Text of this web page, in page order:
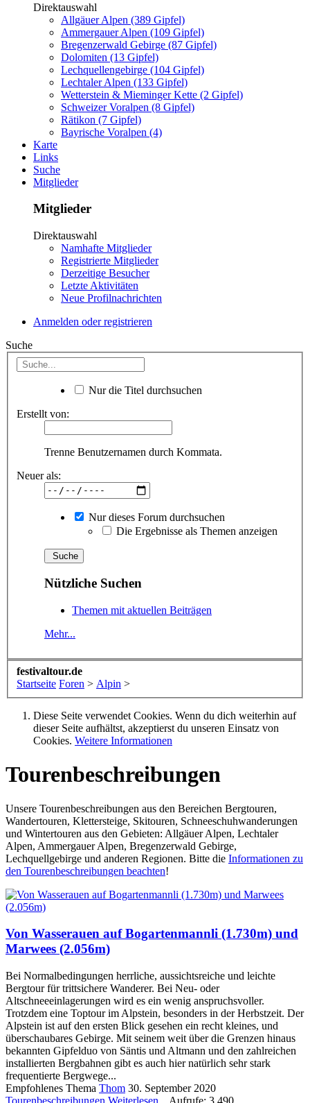
Direktauswahl
Allgäuer Alpen (389 Gipfel)
Ammergauer Alpen (109 Gipfel)
Bregenzerwald Gebirge (87 Gipfel)
Dolomiten (13 Gipfel)
Lechquellengebirge (104 Gipfel)
Lechtaler Alpen (133 Gipfel)
Wetterstein & Mieminger Kette (2 Gipfel)
Schweizer Voralpen (8 Gipfel)
Rätikon (7 Gipfel)
Bayrische Voralpen (4)
Karte
Links
Suche
Mitglieder
Mitglieder
Direktauswahl
Namhafte Mitglieder
Registrierte Mitglieder
Derzeitige Besucher
Letzte Aktivitäten
Neue Profilnachrichten
Anmelden oder registrieren
Suche
Nur die Titel durchsuchen
Erstellt von:
Trenne Benutzernamen durch Kommata.
Neuer als:
Nur dieses Forum durchsuchen
Die Ergebnisse als Themen anzeigen
Nützliche Suchen
Themen mit aktuellen Beiträgen
Mehr...
festivaltour.de
Startseite Foren > Alpin >
Diese Seite verwendet Cookies. Wenn du dich weiterhin auf
dieser Seite aufhältst, akzeptierst du unseren Einsatz von
Cookies. Weitere Informationen
Tourenbeschreibungen
Unsere Tourenbeschreibungen aus den Bereichen Bergtouren,
Wandertouren, Klettersteige, Skitouren, Schneeschuhwanderungen
und Wintertouren aus den Gebieten: Allgäuer Alpen, Lechtaler
Alpen, Ammergauer Alpen, Bregenzerwald Gebirge,
Lechquellgebirge und anderen Regionen. Bitte die Informationen zu
den Tourenbeschreibungen beachten!
Von Wasserauen auf Bogartenmannli (1.730m) und
Marwees (2.056m)
Bei Normalbedingungen herrliche, aussichtsreiche und leichte
Bergtour für trittsichere Wanderer. Bei Neu- oder
Altschneeeinlagerungen wird es ein wenig anspruchsvoller.
Trotzdem eine Toptour im Alpstein, besonders in der Herbstzeit. Der
Alpstein ist auf den ersten Blick gesehen ein recht kleines, und
überschaubares Gebirge. Mit seinem weit über die Grenzen hinaus
bekannten Gipfelduo von Säntis und Altmann und den zahlreichen
installierten Bergbahnen gibt es auch hier natürlich sehr stark
frequentierte Bergwege...
Empfohlenes Thema Thom 30. September 2020
Tourenbeschreibungen Weiterlesen... Aufrufe: 3.490